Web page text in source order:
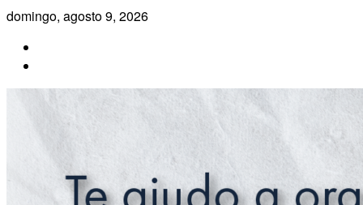
Pular
conteúdo
domingo, agosto 9, 2026